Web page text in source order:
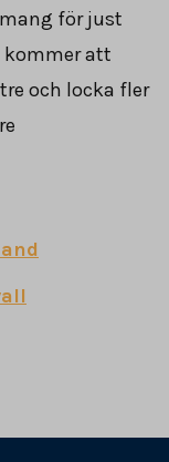
för just
kommer att
och locka fler